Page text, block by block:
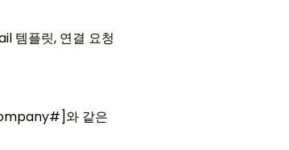
템플릿, 연결 요청
와 같은